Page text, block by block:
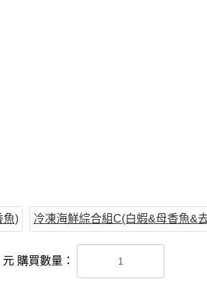
魚) 冷凍海鮮綜合組C(白蝦&母香魚&
元 購買數量：